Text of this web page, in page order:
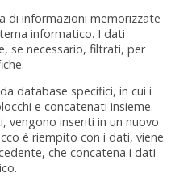
di informazioni memorizzate
informatico. I dati
se necessario, filtrati, per
database specifici, in cui i
e concatenati insieme.
vengono inseriti in un nuovo
è riempito con i dati, viene
che concatena i dati